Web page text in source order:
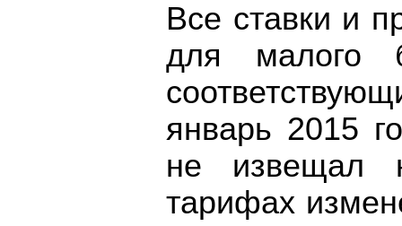
Все ставки и
для малого
январь 2015
не извещал
тарифах